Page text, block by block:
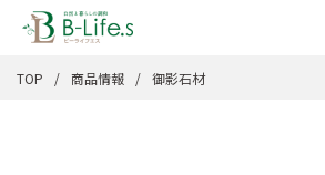
TOP 商品情報 御影石材